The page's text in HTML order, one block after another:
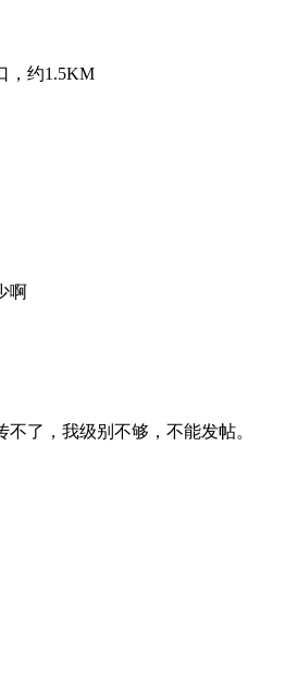
，约1.5KM
啊
了，我级别不够，不能发帖。